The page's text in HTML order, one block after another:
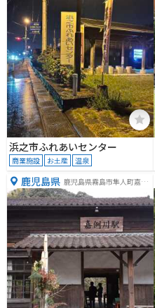
浜之市ふれあいセンター
商業施設 お土産 温泉
鹿児島県 鹿児島県霧島市隼人町嘉例
川